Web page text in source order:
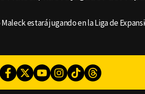
estará jugando en la Liga de
Facebook
TwitterYoutubeInstagram
TikTokThreads